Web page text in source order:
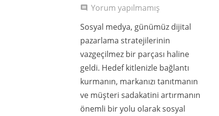
comment Yorum yapılmamış
Sosyal medya, günümüz dijital
pazarlama stratejilerinin
vazgeçilmez bir parçası haline
geldi. Hedef kitlenizle bağlantı
kurmanın, markanızı tanıtmanın
ve müşteri sadakatini artırmanın
önemli bir yolu olarak sosyal